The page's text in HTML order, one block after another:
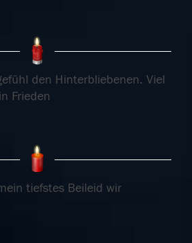
den Hinterbliebenen. Viel
Frieden
tiefstes Beileid wir